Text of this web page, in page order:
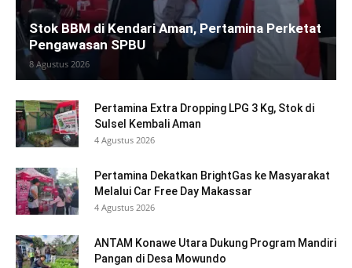
Stok BBM di Kendari Aman, Pertamina Perketat
Pengawasan SPBU
8 Agustus 2026
Pertamina Extra Dropping LPG 3 Kg, Stok di
Sulsel Kembali Aman
4 Agustus 2026
Pertamina Dekatkan BrightGas ke Masyarakat
Melalui Car Free Day Makassar
4 Agustus 2026
ANTAM Konawe Utara Dukung Program Mandiri
Pangan di Desa Mowundo